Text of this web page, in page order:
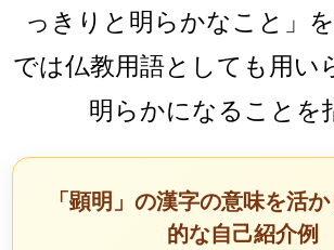
っきりと明らかなこと」
では仏教用語としても用い
明らかになることを
「顕明」の漢字の意味を活
的な自己紹介例